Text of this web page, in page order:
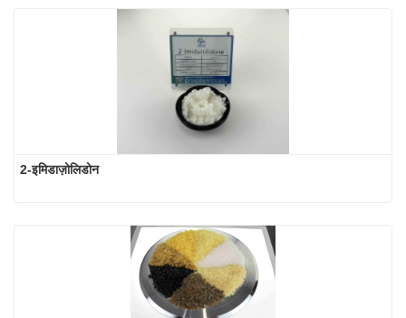
2-इमिडाज़ोलिडोन